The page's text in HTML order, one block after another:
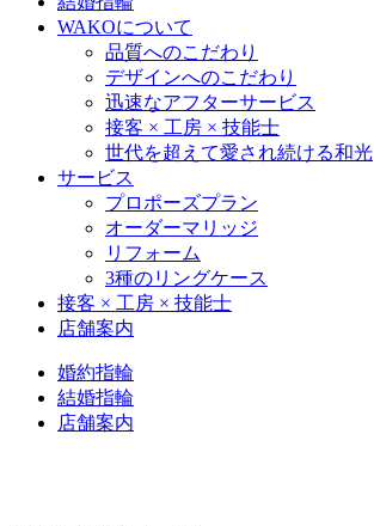
WAKOについて
品質へのこだわり
デザインへのこだわり
迅速なアフターサービス
接客 × 工房 × 技能士
世代を超えて愛され続ける和光
サービス
プロポーズプラン
オーダーマリッジ
リフォーム
3種のリングケース
接客 × 工房 × 技能士
店舗案内
婚約指輪
結婚指輪
店舗案内